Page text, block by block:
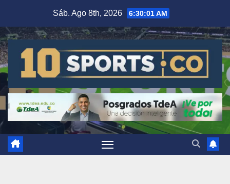
Sáb. Ago 8th, 2026 6:30:02 AM